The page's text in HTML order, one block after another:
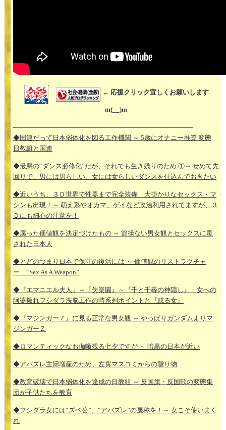
← 応援クリック宜しくお願いします
m(__)m
—————————————————————————–
◆国連だって日本弱体化を図る工作機関 ～ 5歳にオナニー推奨 変態
日教組と国連
◆最悪の“ダンス必修化”だが、それでも生き残りのため ①～ せめて先
回りで、男には男らしい、女には女らしいダンスを仕込んでおきたい
◆近いうち、３Ｄ世界で性器まで完全装備 大掛かりなセックス・マ
シンも出現！～ 萌え系やオカマ、ゲイなど政治利用されてますが、３
Ｄにも細心の注意を！
◆腐った価値観を決定づけたもの ～ 節操ない男女観とセックスに毒
された日本人
◆とどのつまり日本で保守の復活には ～ 価値観のリストラクチャ
ー “Sex As A Weapon”
◆『エマニエル夫人』～『失楽園』～『千と千尋の神隠し』 女への
阿婆擦れフシダラ洗脳工作の時系列ポイントと『或る女』
◆『マジンガーＺ』に見る正常な男女観 ～ やっぱりガンダムよりマ
ジンガーＺ
◆ロマンティックなお伽噺残る七夕ですが ～ 暗黒の日本が近い
◆アバズレ主婦増産のため、左翼マスコミからの贈り物
◆教育破壊で日本弱体化を達成の日教組 ～ 反国旗・反国歌の変態集
団が子供たちを教育
◆フシダラ女には“ズベ公”、“アバズレ”の蔑称を！～ 女こそ使いまく
れ